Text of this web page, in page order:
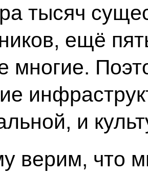
тысяч
ещё
многие.
и
верим, что